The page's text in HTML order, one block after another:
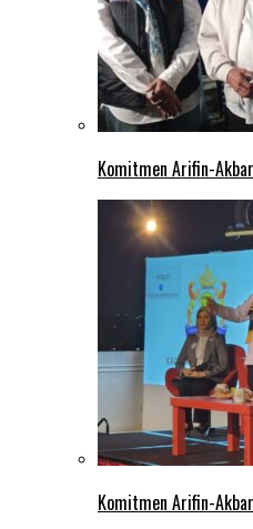
Komitmen Arifin-
Komitmen Arifin-